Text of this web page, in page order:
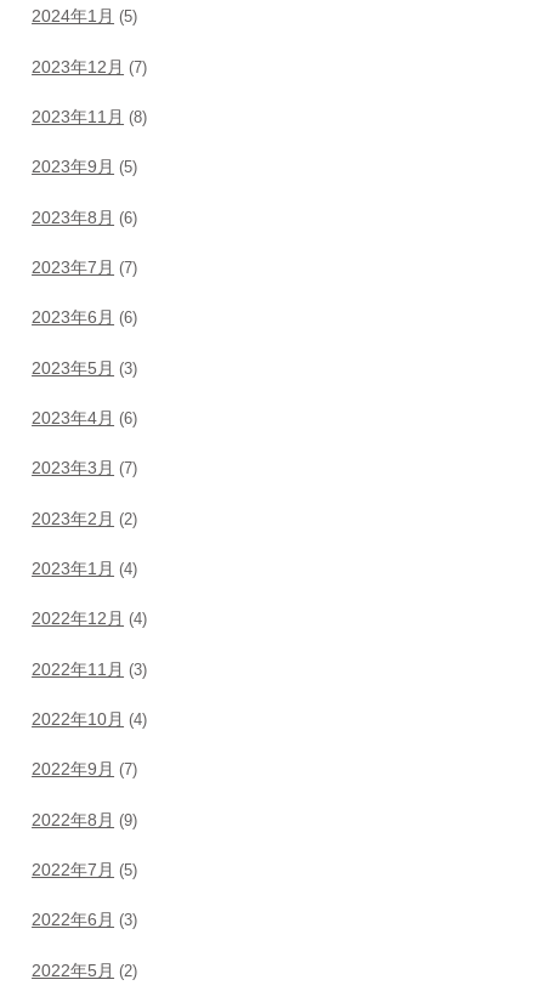
2024年1月 (5)
2023年12月 (7)
2023年11月 (8)
2023年9月 (5)
2023年8月 (6)
2023年7月 (7)
2023年6月 (6)
2023年5月 (3)
2023年4月 (6)
2023年3月 (7)
2023年2月 (2)
2023年1月 (4)
2022年12月 (4)
2022年11月 (3)
2022年10月 (4)
2022年9月 (7)
2022年8月 (9)
2022年7月 (5)
2022年6月 (3)
2022年5月 (2)